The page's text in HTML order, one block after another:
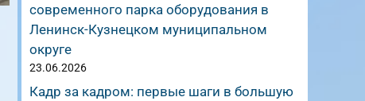
современного парка оборудования в
Ленинск-Кузнецком муниципальном
округе
23.06.2026
Кадр за кадром: первые шаги в большую